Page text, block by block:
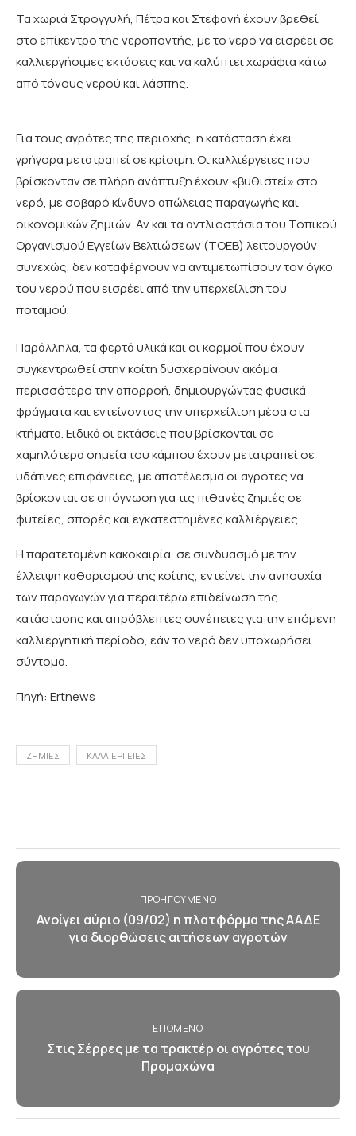
Τα χωριά Στρογγυλή, Πέτρα και Στεφανή έχουν βρεθεί
στο επίκεντρο της νεροποντής, με το νερό να εισρέει σε
καλλιεργήσιμες εκτάσεις και να καλύπτει χωράφια κάτω
από τόνους νερού και λάσπης.
Για τους αγρότες της περιοχής, η κατάσταση έχει
γρήγορα μετατραπεί σε κρίσιμη. Οι καλλιέργειες που
βρίσκονταν σε πλήρη ανάπτυξη έχουν «βυθιστεί» στο
νερό, με σοβαρό κίνδυνο απώλειας παραγωγής και
οικονομικών ζημιών. Αν και τα αντλιοστάσια του Τοπικού
Οργανισμού Εγγείων Βελτιώσεων (ΤΟΕΒ) λειτουργούν
συνεχώς, δεν καταφέρνουν να αντιμετωπίσουν τον όγκο
του νερού που εισρέει από την υπερχείλιση του
ποταμού.
Παράλληλα, τα φερτά υλικά και οι κορμοί που έχουν
συγκεντρωθεί στην κοίτη δυσχεραίνουν ακόμα
περισσότερο την απορροή, δημιουργώντας φυσικά
φράγματα και εντείνοντας την υπερχείλιση μέσα στα
κτήματα. Ειδικά οι εκτάσεις που βρίσκονται σε
χαμηλότερα σημεία του κάμπου έχουν μετατραπεί σε
υδάτινες επιφάνειες, με αποτέλεσμα οι αγρότες να
βρίσκονται σε απόγνωση για τις πιθανές ζημιές σε
φυτείες, σπορές και εγκατεστημένες καλλιέργειες.
Η παρατεταμένη κακοκαιρία, σε συνδυασμό με την
έλλειψη καθαρισμού της κοίτης, εντείνει την ανησυχία
των παραγωγών για περαιτέρω επιδείνωση της
κατάστασης και απρόβλεπτες συνέπειες για την επόμενη
καλλιεργητική περίοδο, εάν το νερό δεν υποχωρήσει
σύντομα.
Πηγή: Ertnews
ΖΗΜΙΕΣ ΚΑΛΛΙΕΡΓΕΙΕΣ
ΠΡΟΗΓΟΎΜΕΝΟ
Ανοίγει αύριο (09/02) η πλατφόρμα της ΑΑΔΕ
για διορθώσεις αιτήσεων αγροτών
ΕΠΌΜΕΝΟ
Στις Σέρρες με τα τρακτέρ οι αγρότες του
Προμαχώνα